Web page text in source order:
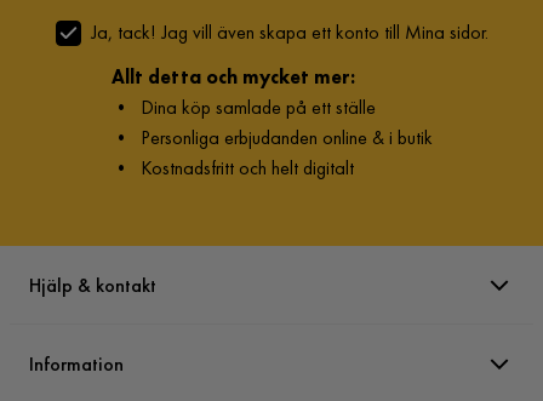
Ja, tack! Jag vill även skapa ett konto till Mina sidor.
Allt detta och mycket mer:
• Dina köp samlade på ett ställe
• Personliga erbjudanden online & i butik
• Kostnadsfritt och helt digitalt
Hjälp & kontakt
Information